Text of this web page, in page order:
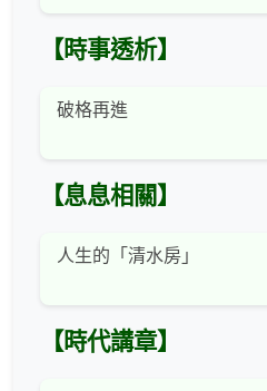
【時事透析】
破格再進
【息息相關】
人生的「清水房」
【時代講章】